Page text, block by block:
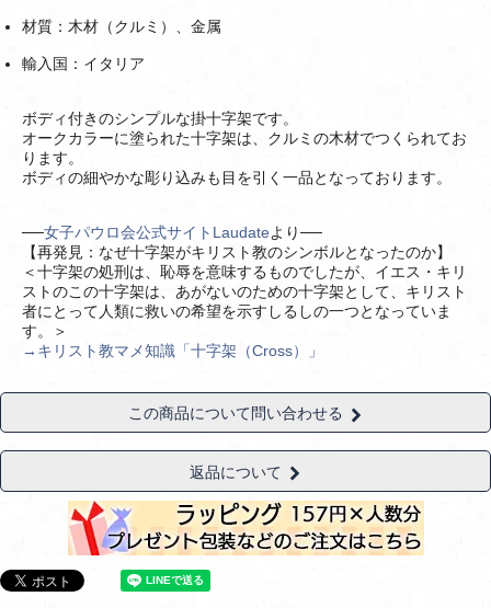
材質：木材（クルミ）、金属
輸入国：イタリア
ボディ付きのシンプルな掛十字架です。
オークカラーに塗られた十字架は、クルミの木材でつくられてお
ります。
ボディの細やかな彫り込みも目を引く一品となっております。
──女子パウロ会公式サイトLaudateより──
【再発見：なぜ十字架がキリスト教のシンボルとなったのか】
＜十字架の処刑は、恥辱を意味するものでしたが、イエス・キリ
ストのこの十字架は、あがないのための十字架として、キリスト
者にとって人類に救いの希望を示すしるしの一つとなっていま
す。＞
→キリスト教マメ知識「十字架（Cross）」
この商品について問い合わせる
返品について